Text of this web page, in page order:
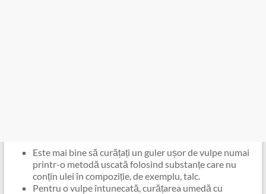
Este mai bine să curățați un guler ușor de vulpe numai
printr-o metodă uscată folosind substanțe care nu
conțin ulei în compoziție, de exemplu, talc.
Pentru o vulpe întunecată, curățarea umedă cu